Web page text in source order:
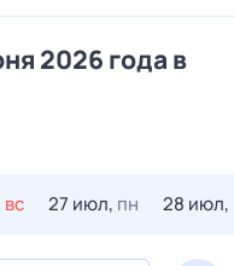
2026 года в
вс 27 июл, пн 28 июл,